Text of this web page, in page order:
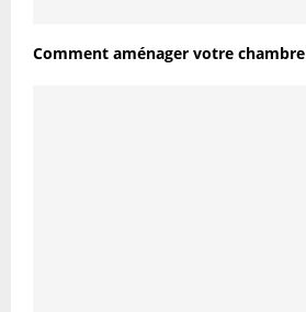
Comment aménager votre